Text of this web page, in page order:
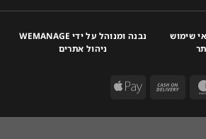
שימוש
נבנה ומנוהל על ידי WEMANAGE
ניהול אתרים